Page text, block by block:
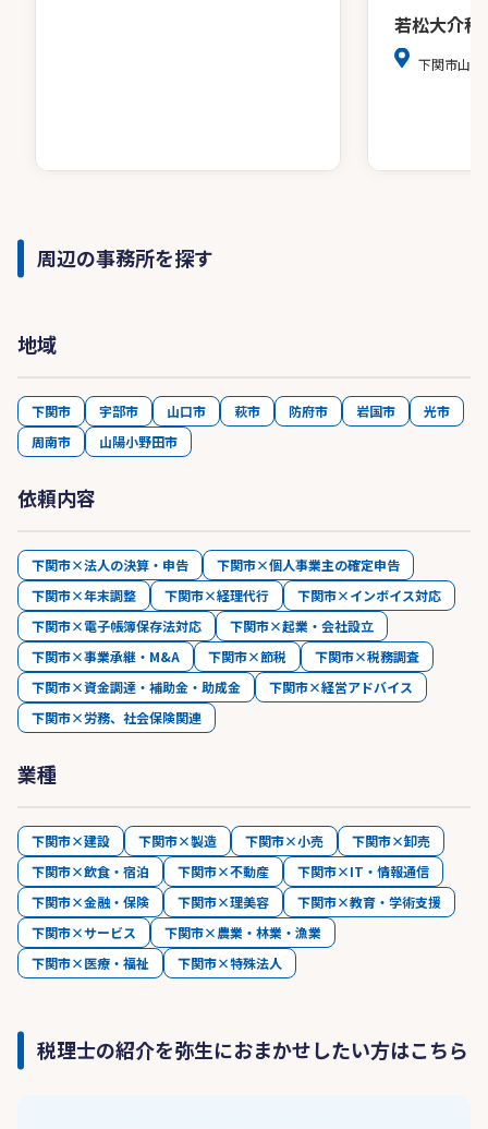
若松大介税
下関市山の
周辺の事務所を探す
地域
下関市 宇部市 山口市 萩市 防府市 岩国市
光市
周南市
山陽小野田市
依頼内容
下関市×法人の決算・申告
下関市×個人事業主の確定申告
下関市×年末調整
下関市×経理代行
下関市×インボイス対応
下関市×電子帳簿保存法対応
下関市×起業・会社設立
下関市×事業承継・M&A
下関市×節税
下関市×税務調査
下関市×資金調達・補助金・助成金
下関市×経営アドバイス
下関市×労務、社会保険関連
業種
下関市×建設 下関市×製造 下関市×小売
下関市×卸売
下関市×飲食・宿泊
下関市×不動産
下関市×IT・情報通信
下関市×金融・保険
下関市×理美容
下関市×教育・学術支援
下関市×サービス
下関市×農業・林業・漁業
下関市×医療・福祉
下関市×特殊法人
税理士の紹介を弥生におまかせしたい方はこちら